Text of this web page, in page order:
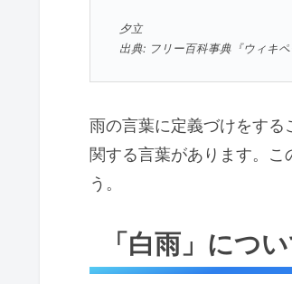
夕立
出典: フリー百科事典『ウィキ
雨の言葉に定義づけをす
関する言葉があります。
う。
「白雨」につ